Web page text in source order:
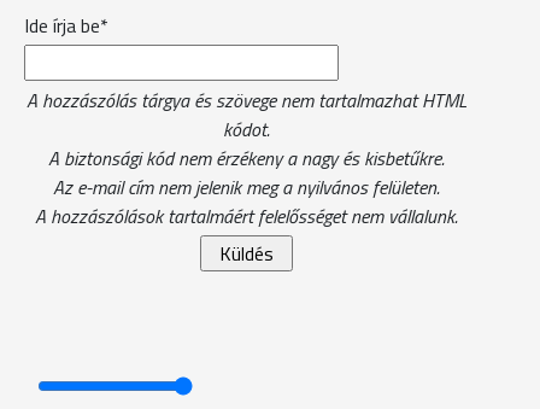
Ide írja be*
A hozzászólás tárgya és szövege nem tartalmazhat HTML
kódot.
A biztonsági kód nem érzékeny a nagy és kisbetűkre.
Az e-mail cím nem jelenik meg a nyilvános felületen.
A hozzászólások tartalmáért felelősséget nem vállalunk.